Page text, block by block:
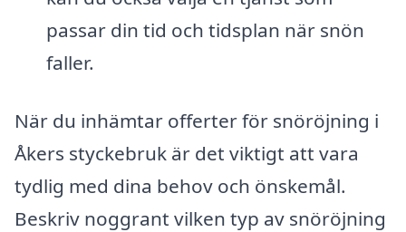
passar din tid och tidsplan när snön
faller.
När du inhämtar offerter för snöröjning i
Åkers styckebruk är det viktigt att vara
tydlig med dina behov och önskemål.
Beskriv noggrant vilken typ av snöröjning